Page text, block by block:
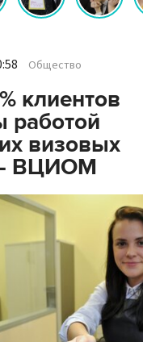
Общество
клиентов
работой
визовых
ВЦИОМ